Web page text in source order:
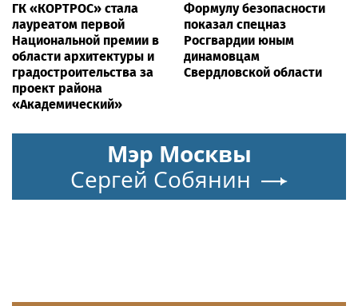
ГК «КОРТРОС» стала
лауреатом первой
Национальной премии в
области архитектуры и
градостроительства за
проект района
«Академический»
Формулу безопасности
показал спецназ
Росгвардии юным
динамовцам
Свердловской области
Мэр Москвы
Сергей Собянин